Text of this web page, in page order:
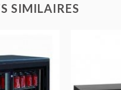
SIMILAIRES
AJOUTER
AU DEVIS